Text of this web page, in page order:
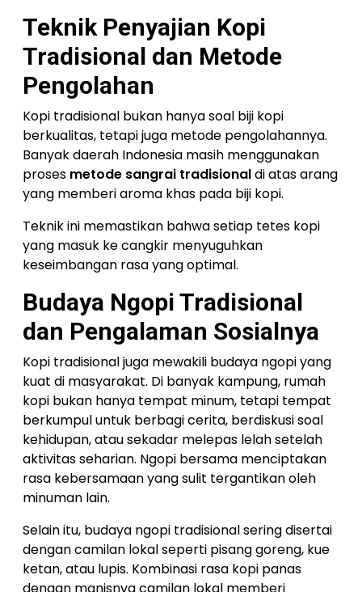
Teknik Penyajian Kopi
Tradisional dan Metode
Pengolahan
Kopi tradisional bukan hanya soal biji kopi
berkualitas, tetapi juga metode pengolahannya.
Banyak daerah Indonesia masih menggunakan
proses metode sangrai tradisionaldi atas arang
yang memberi aroma khas pada biji kopi.
Teknik ini memastikan bahwa setiap tetes kopi
yang masuk ke cangkir menyuguhkan
keseimbangan rasa yang optimal.
Budaya Ngopi Tradisional
dan Pengalaman Sosialnya
Kopi tradisional juga mewakili budaya ngopi yang
kuat di masyarakat. Di banyak kampung, rumah
kopi bukan hanya tempat minum, tetapi tempat
berkumpul untuk berbagi cerita, berdiskusi soal
kehidupan, atau sekadar melepas lelah setelah
aktivitas seharian. Ngopi bersama menciptakan
rasa kebersamaan yang sulit tergantikan oleh
minuman lain.
Selain itu, budaya ngopi tradisional sering disertai
dengan camilan lokal seperti pisang goreng, kue
ketan, atau lupis. Kombinasi rasa kopi panas